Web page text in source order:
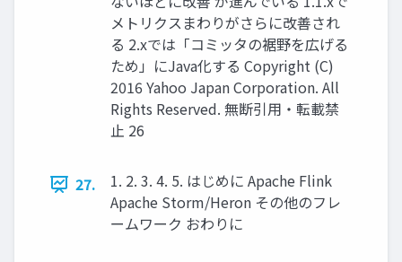
メトリクスまわりがさらに改善され
る 2.xでは「コミッタの裾野を広げる
ため」にJava化する Copyright (C)
2016 Yahoo Japan Corporation. All
Rights Reserved. 無断引用・転載禁
止 26
27.
1. 2. 3. 4. 5. はじめに Apache Flink
Apache Storm/Heron その他のフレ
ームワーク おわりに